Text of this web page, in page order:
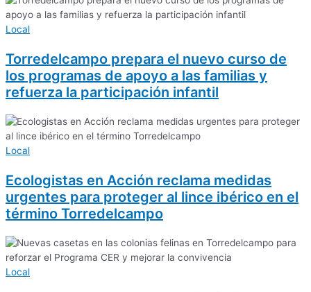
Local
Torredelcampo prepara el nuevo curso de
los programas de apoyo a las familias y
refuerza la participación infantil
Local
Ecologistas en Acción reclama medidas
urgentes para proteger al lince ibérico en el
término Torredelcampo
Local